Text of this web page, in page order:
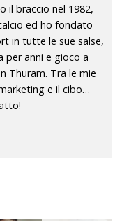
il braccio nel 1982,
ed ho fondato
in tutte le sue salse,
per anni e gioco a
Thuram. Tra le mie
e il cibo…